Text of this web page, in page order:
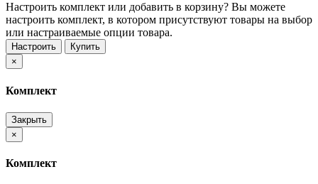
Настроить комплект или добавить в корзину? Вы можете
настроить комплект, в котором присутствуют товары на выбор
или настраиваемые опции товара.
Настроить
Купить
×
Комплект
Закрыть
×
Комплект